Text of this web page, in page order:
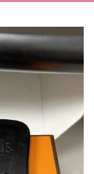
高品質の再現度を
割引をご利用いただ
新モデルが登場。